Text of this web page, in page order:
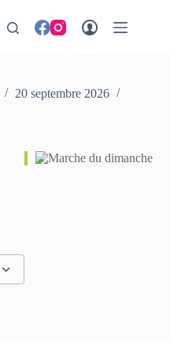
20 septembre 2026